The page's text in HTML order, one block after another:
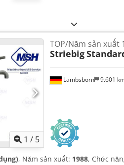
1 / 5
Lambsborn 9.601
TOP/Năm sản xuất
Striebig
, Năm sản xuất: 1988, Chức